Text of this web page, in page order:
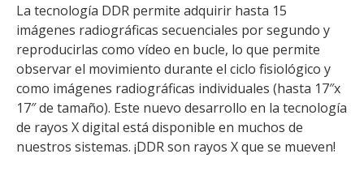
La tecnología DDR permite adquirir hasta 15
imágenes radiográficas secuenciales por segundo y
reproducirlas como vídeo en bucle, lo que permite
observar el movimiento durante el ciclo fisiológico y
como imágenes radiográficas individuales (hasta 17″x
17″ de tamaño). Este nuevo desarrollo en la tecnología
de rayos X digital está disponible en muchos de
nuestros sistemas. ¡DDR son rayos X que se mueven!